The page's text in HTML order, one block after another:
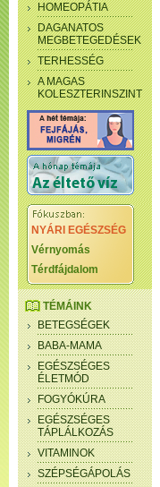
HOMEOPÁTIA
DAGANATOS
MEGBETEGEDÉSEK
TERHESSÉG
A MAGAS
KOLESZTERINSZINT
NYÁRI EGÉSZSÉG
Vérnyomás
Térdfájdalom
TÉMÁINK
BETEGSÉGEK
BABA-MAMA
EGÉSZSÉGES
ÉLETMÓD
FOGYÓKÚRA
EGÉSZSÉGES
TÁPLÁLKOZÁS
VITAMINOK
SZÉPSÉGÁPOLÁS